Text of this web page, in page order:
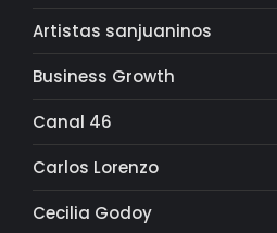
Artistas sanjuaninos
Business Growth
Canal 46
Carlos Lorenzo
Cecilia Godoy